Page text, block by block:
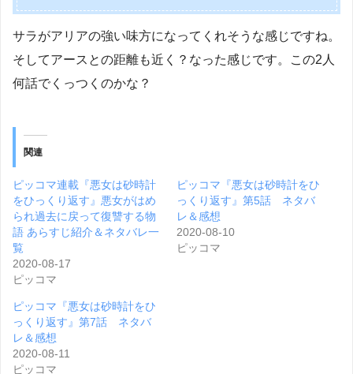
サラがアリアの強い味方になってくれそうな感じですね。
そしてアースとの距離も近く？なった感じです。この2人
何話でくっつくのかな？
関連
ピッコマ連載『悪女は砂時計
をひっくり返す』悪女がはめ
られ過去に戻って復讐する物
語 あらすじ紹介＆ネタバレ一
覧
2020-08-17
ピッコマ
ピッコマ『悪女は砂時計をひ
っくり返す』第5話 ネタバ
レ＆感想
2020-08-10
ピッコマ
ピッコマ『悪女は砂時計をひ
っくり返す』第7話 ネタバ
レ＆感想
2020-08-11
ピッコマ